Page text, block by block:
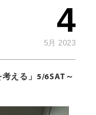
4
5月 2023
考える」5/6SAT～